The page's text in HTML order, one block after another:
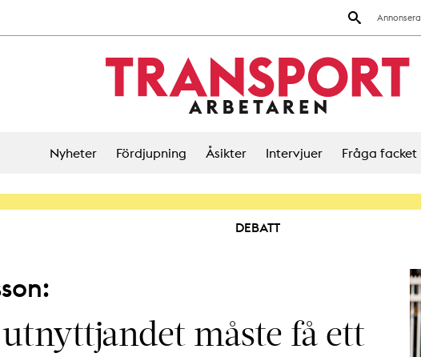
Annonsera
Nyheter Fördjupning Åsikter Intervjuer Fråga facket
DEBATT
måste få ett